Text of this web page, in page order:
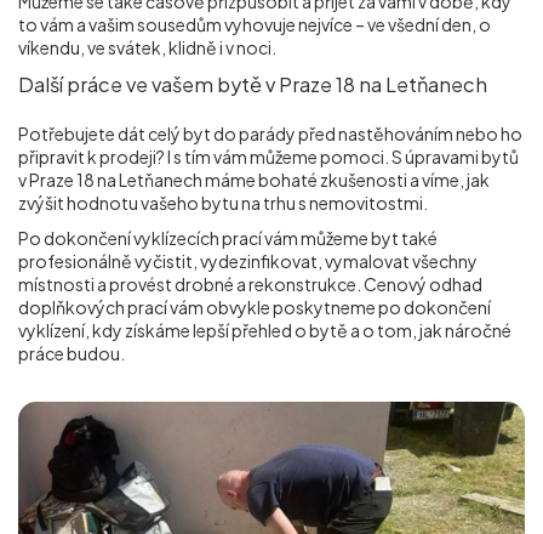
to vám a vašim sousedům vyhovuje nejvíce – ve všední den, o
víkendu, ve svátek, klidně i v noci.
Další práce ve vašem bytě v Praze 18 na Letňanech
Potřebujete dát celý byt do parády před nastěhováním nebo ho
připravit k prodeji? I s tím vám můžeme pomoci. S úpravami bytů
v Praze 18 na Letňanech máme bohaté zkušenosti a víme, jak
zvýšit hodnotu vašeho bytu na trhu s nemovitostmi.
Po dokončení vyklízecích prací vám můžeme byt také
profesionálně vyčistit, vydezinfikovat, vymalovat všechny
místnosti a provést drobné a rekonstrukce. Cenový odhad
doplňkových prací vám obvykle poskytneme po dokončení
vyklízení, kdy získáme lepší přehled o bytě a o tom, jak náročné
práce budou.